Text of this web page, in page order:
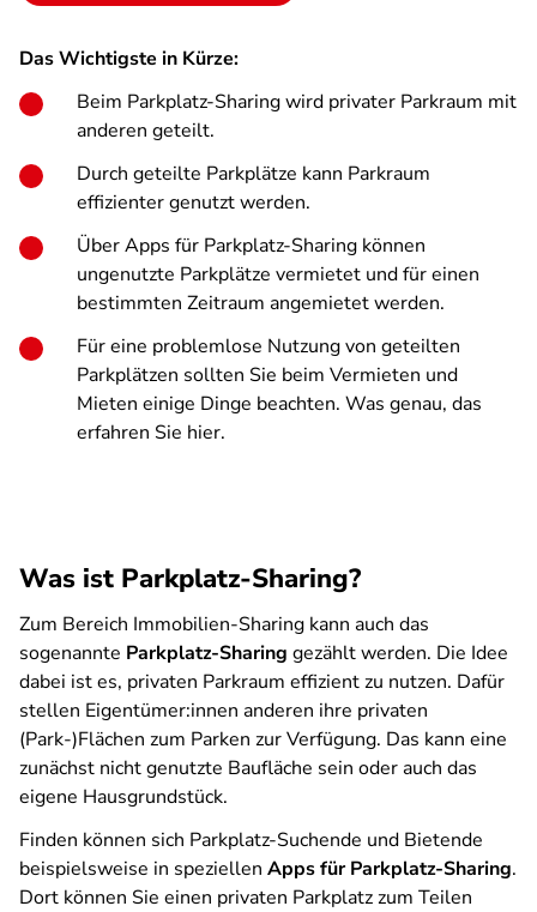
Das Wichtigste in Kürze:
Beim Parkplatz-Sharing wird privater Parkraum mit
anderen geteilt.
Durch geteilte Parkplätze kann Parkraum
effizienter genutzt werden.
Über Apps für Parkplatz-Sharing können
ungenutzte Parkplätze vermietet und für einen
bestimmten Zeitraum angemietet werden.
Für eine problemlose Nutzung von geteilten
Parkplätzen sollten Sie beim Vermieten und
Mieten einige Dinge beachten. Was genau, das
erfahren Sie hier.
Was ist Parkplatz-Sharing?
Zum Bereich Immobilien-Sharing kann auch das
sogenannte Parkplatz-Sharing gezählt werden. Die Idee
dabei ist es, privaten Parkraum effizient zu nutzen. Dafür
stellen Eigentümer:innen anderen ihre privaten
(Park-)Flächen zum Parken zur Verfügung. Das kann eine
zunächst nicht genutzte Baufläche sein oder auch das
eigene Hausgrundstück.
Finden können sich Parkplatz-Suchende und Bietende
beispielsweise in speziellen Apps für Parkplatz-Sharing.
Dort können Sie einen privaten Parkplatz zum Teilen